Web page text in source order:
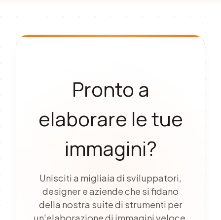
Pronto a
elaborare le tue
immagini?
Unisciti a migliaia di sviluppatori,
designer e aziende che si fidano
della nostra suite di strumenti per